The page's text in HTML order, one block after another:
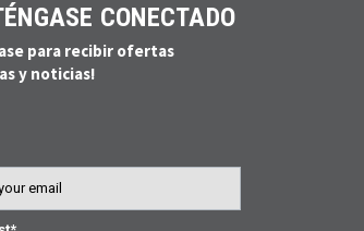
CONECTADO
para recibir ofertas
y noticias!